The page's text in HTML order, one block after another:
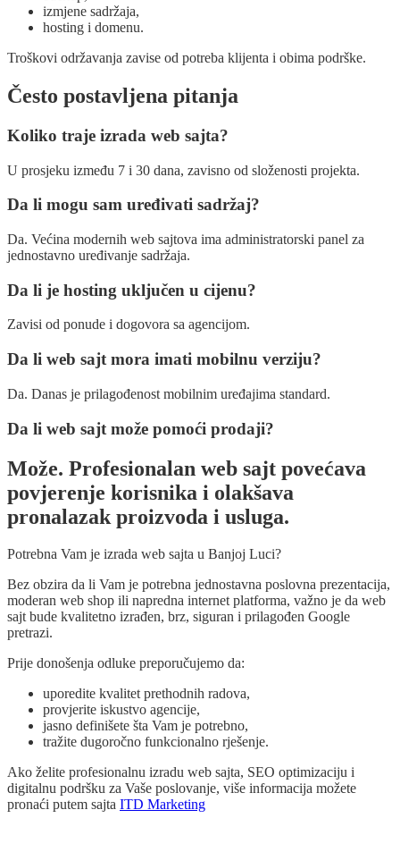
izmjene sadržaja,
hosting i domenu.
Troškovi održavanja zavise od potreba klijenta i obima podrške.
Često postavljena pitanja
Koliko traje izrada web sajta?
U prosjeku između 7 i 30 dana, zavisno od složenosti projekta.
Da li mogu sam uređivati sadržaj?
Da. Većina modernih web sajtova ima administratorski panel za
jednostavno uređivanje sadržaja.
Da li je hosting uključen u cijenu?
Zavisi od ponude i dogovora sa agencijom.
Da li web sajt mora imati mobilnu verziju?
Da. Danas je prilagođenost mobilnim uređajima standard.
Da li web sajt može pomoći prodaji?
Može. Profesionalan web sajt povećava
povjerenje korisnika i olakšava
pronalazak proizvoda i usluga.
Potrebna Vam je izrada web sajta u Banjoj Luci?
Bez obzira da li Vam je potrebna jednostavna poslovna prezentacija,
moderan web shop ili napredna internet platforma, važno je da web
sajt bude kvalitetno izrađen, brz, siguran i prilagođen Google
pretrazi.
Prije donošenja odluke preporučujemo da:
uporedite kvalitet prethodnih radova,
provjerite iskustvo agencije,
jasno definišete šta Vam je potrebno,
tražite dugoročno funkcionalno rješenje.
Ako želite profesionalnu izradu web sajta, SEO optimizaciju i
digitalnu podršku za Vaše poslovanje, više informacija možete
pronaći putem sajta ITD Marketing